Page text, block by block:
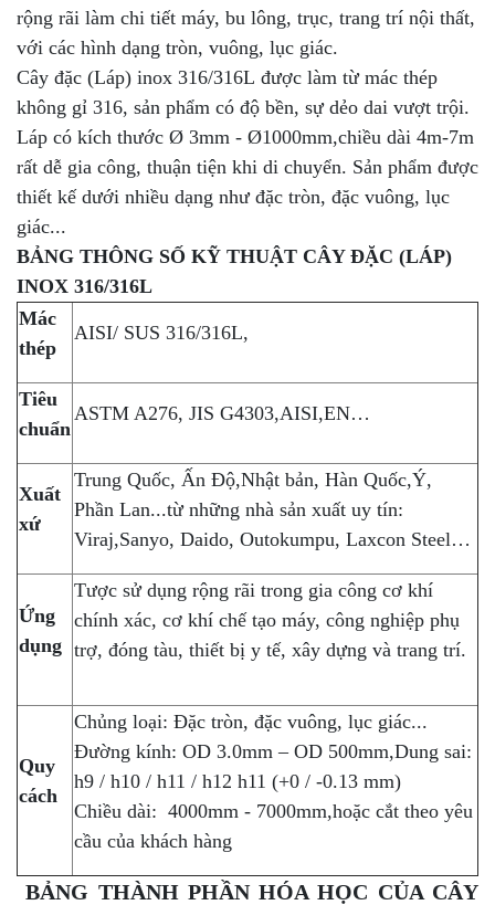
rộng rãi làm chi tiết máy, bu lông, trục, trang trí nội thất,
với các hình dạng tròn, vuông, lục giác.
Cây đặc (Láp) inox 316/316L được làm từ mác thép
không gỉ 316, sản phẩm có độ bền, sự dẻo dai vượt trội.
Láp có kích thước Ø 3mm - Ø1000mm,chiều dài 4m-7m
rất dễ gia công, thuận tiện khi di chuyển. Sản phẩm được
thiết kế dưới nhiều dạng như đặc tròn, đặc vuông, lục
giác...
BẢNG THÔNG SỐ KỸ THUẬT CÂY ĐẶC (LÁP)
INOX 316/316L
Mác
thép
AISI/ SUS 316/316L,
Tiêu
chuẩn
ASTM A276, JIS G4303,AISI,EN…
Xuất
xứ
Trung Quốc, Ấn Độ,Nhật bản, Hàn Quốc,Ý,
Phần Lan...từ những nhà sản xuất uy tín:
Viraj,Sanyo, Daido, Outokumpu, Laxcon Steel…
Ứng
dụng
Tược sử dụng rộng rãi trong gia công cơ khí
chính xác, cơ khí chế tạo máy, công nghiệp phụ
trợ, đóng tàu, thiết bị y tế, xây dựng và trang trí.
Quy
cách
Chủng loại: Đặc tròn, đặc vuông, lục giác...
Đường kính: OD 3.0mm – OD 500mm,Dung sai:
h9 / h10 / h11 / h12 h11 (+0 / -0.13 mm)
Chiều dài: 4000mm - 7000mm,hoặc cắt theo yêu
cầu của khách hàng
BẢNG THÀNH PHẦN HÓA HỌC CỦA CÂY